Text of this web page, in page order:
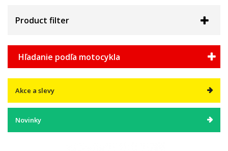
Product filter
Hľadanie podľa motocykla
Akce a slevy
Novinky